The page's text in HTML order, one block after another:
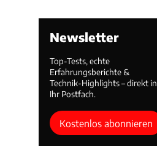
Newsletter
Top-Tests, echte
Erfahrungsberichte &
Technik-Highlights – direkt in
Ihr Postfach.
Kostenlos abonnieren